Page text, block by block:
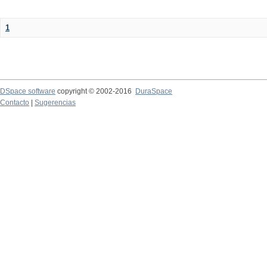
1
DSpace software copyright © 2002-2016
DuraSpace
Contacto
Sugerencias